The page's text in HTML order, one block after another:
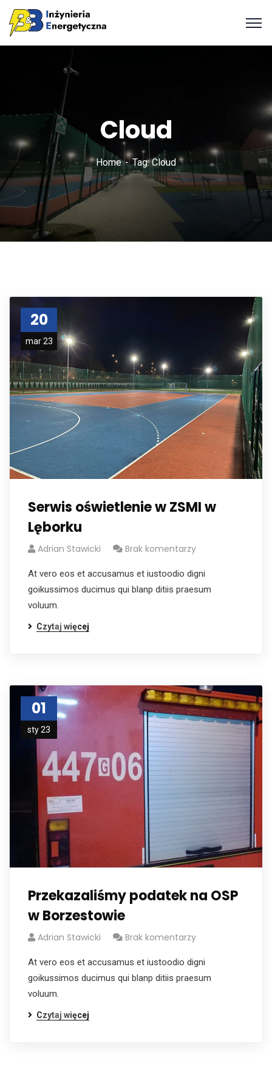
Cloud
Home Tag: Cloud
20
mar 23
Serwis oświetlenie w ZSMI w
Lęborku
Adrian Stawicki Brak komentarzy
At vero eos et accusamus et iustoodio digni
goikussimos ducimus qui blanp ditiis praesum
voluum.
Czytaj więcej
01
sty 23
Przekazaliśmy podatek na OSP
w Borzestowie
Adrian Stawicki Brak komentarzy
At vero eos et accusamus et iustoodio digni
goikussimos ducimus qui blanp ditiis praesum
voluum.
Czytaj więcej